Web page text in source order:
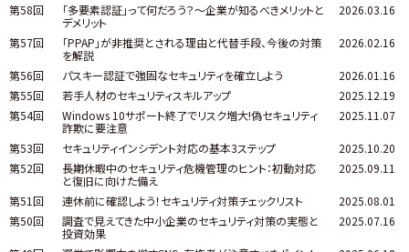
第58回
「多要素認証」って何だろう？～企業が知るべきメリットと
デメリット
2026.03.16
第57回
「PPAP」が非推奨とされる理由と代替手段、今後の対策
を解説
2026.02.16
第56回 パスキー認証で強固なセキュリティを確立しよう
2026.01.16
第55回
若手人材のセキュリティスキルアップ
2025.12.19
第54回
Windows 10サポート終了でリスク増大!偽セキュリティ
詐欺に要注意
2025.11.07
第53回 セキュリティインシデント対応の基本3ステップ
2025.10.20
第52回
長期休暇中のセキュリティ危機管理のヒント：初動対応
と復旧に向けた備え
2025.09.11
第51回 連休前に確認しよう！セキュリティ対策チェックリスト
2025.08.01
第50回
調査で見えてきた中小企業のセキュリティ対策の実態と
投資効果
2025.07.16